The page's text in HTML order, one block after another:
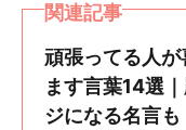
関連記事
頑張ってる人
ます言葉14選
ジになる名言も